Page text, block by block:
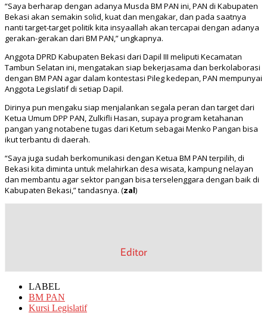
“Saya berharap dengan adanya Musda BM PAN ini, PAN di Kabupaten
Bekasi akan semakin solid, kuat dan mengakar, dan pada saatnya
nanti target-target politik kita insyaallah akan tercapai dengan adanya
gerakan-gerakan dari BM PAN,” ungkapnya.
Anggota DPRD Kabupaten Bekasi dari Dapil III meliputi Kecamatan
Tambun Selatan ini, mengatakan siap bekerjasama dan berkolaborasi
dengan BM PAN agar dalam kontestasi Pileg kedepan, PAN mempunyai
Anggota Legislatif di setiap Dapil.
Dirinya pun mengaku siap menjalankan segala peran dan target dari
Ketua Umum DPP PAN, Zulkifli Hasan, supaya program ketahanan
pangan yang notabene tugas dari Ketum sebagai Menko Pangan bisa
ikut terbantu di daerah.
“Saya juga sudah berkomunikasi dengan Ketua BM PAN terpilih, di
Bekasi kita diminta untuk melahirkan desa wisata, kampung nelayan
dan membantu agar sektor pangan bisa terselenggara dengan baik di
Kabupaten Bekasi,” tandasnya. (zal)
Editor
LABEL
BM PAN
Kursi Legislatif